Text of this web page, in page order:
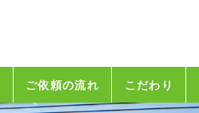
ご依頼の流れ こだわり